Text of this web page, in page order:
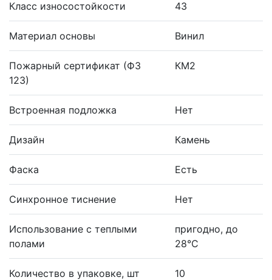
Класс износостойкости 43
Материал основы Винил
Пожарный сертификат (ФЗ
123)
КМ2
Встроенная подложка Нет
Дизайн Камень
Фаска Есть
Синхронное тиснение Нет
Использование с теплыми
полами
пригодно, до
28°С
Количество в упаковке, шт 10